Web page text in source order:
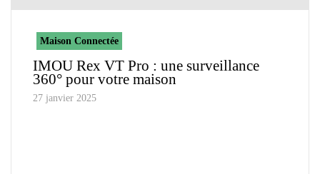
Maison Connectée
IMOU Rex VT Pro : une surveillance
360° pour votre maison
27 janvier 2025